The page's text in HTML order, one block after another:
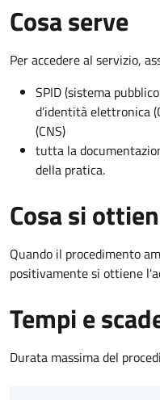
Cosa serve
Per accedere al servizio,
SPID (sistema
d’identità elettronica
(CNS)
tutta la
della pratica.
Cosa si
Quando il procedimento
positivamente si ottiene
Tempi e
Durata massima del